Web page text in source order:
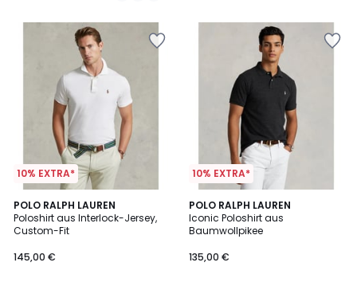
10% EXTRA*
POLO RALPH LAUREN
Poloshirt aus Interlock-Jersey,
Custom-Fit
145,00 €
4,6
/ 5
3
Farben
10% EXTRA*
POLO RALPH LAUREN
Iconic Poloshirt aus
Baumwollpikee
135,00 €
4,3
/ 5